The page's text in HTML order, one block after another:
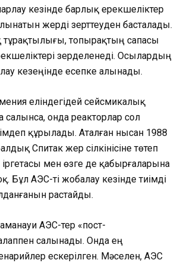
кезінде барлық ерекшеліктер
жерді зерттеуден басталады.
топырақтың сапасы
зерделенеді. Осылардың
кезеңінде есепке алынады.
еліндегідей сейсмикалық
салынса, онда реакторлар сол
құрылады. Аталған нысан 1988
Спитак жер сілкінісіне төтеп
мен өзге де қабырғаларына
Бұл АЭС-ті жобалау кезінде тиімді
растайды.
АЭС-тер «пост-
салынады. Онда ең
ескерілген. Мәселен, АЭС